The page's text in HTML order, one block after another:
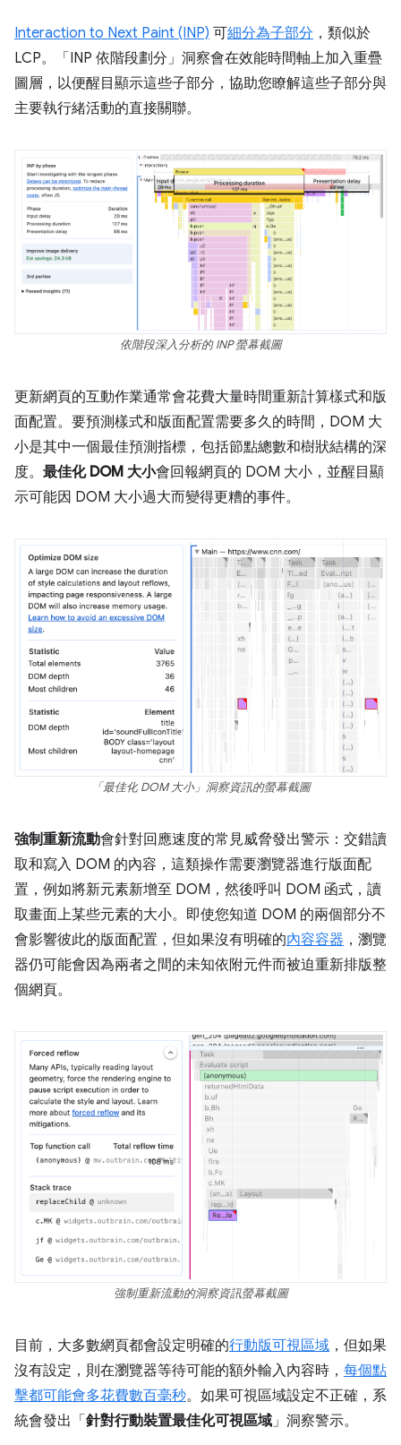
Interaction to Next Paint (INP) 可細分為子部分 ，類似於
LCP。「INP 依階段劃分」 洞察會在效能時間軸上加入重疊
圖層，以便醒目顯示這些子部分，協助您瞭解這些子部分與
主要執行緒活動的直接關聯。
依階段深入分析的 INP 螢幕截圖
更新網頁的互動作業通常會花費大量時間重新計算樣式和版
面配置。要預測樣式和版面配置需要多久的時間，DOM 大
小是其中一個最佳預測指標，包括節點總數和樹狀結構的深
度。 最佳化 DOM 大小會回報網頁的 DOM 大小，並醒目顯
示可能因 DOM 大小過大而變得更糟的事件。
「最佳化 DOM 大小」洞察資訊的螢幕截圖
強制重新流動會針對回應速度的常見威脅發出警示：交錯讀
取和寫入 DOM 的內容，這類操作需要瀏覽器進行版面配
置，例如將新元素新增至 DOM，然後呼叫 DOM 函式，讀
取畫面上某些元素的大小。即使您知道 DOM 的兩個部分不
會影響彼此的版面配置，但如果沒有明確的內容容器 ，瀏覽
器仍可能會因為兩者之間的未知依附元件而被迫重新排版整
個網頁。
強制重新流動的洞察資訊螢幕截圖
目前，大多數網頁都會設定明確的行動版可視區域 ，但如果
沒有設定，則在瀏覽器等待可能的額外輸入內容時， 每個點
擊都可能會多花費數百毫秒。如果可視區域設定不正確，系
統會發出「 針對行動裝置最佳化可視區域」洞察警示。